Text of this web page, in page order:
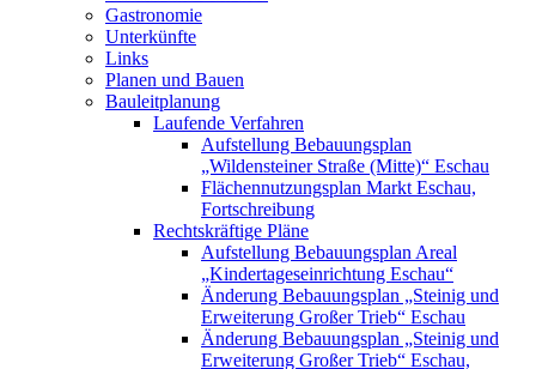
Gastronomie
Unterkünfte
Links
Planen und Bauen
Bauleitplanung
Laufende Verfahren
Aufstellung Bebauungsplan
„Wildensteiner Straße (Mitte)“ Eschau
Flächennutzungsplan Markt Eschau,
Fortschreibung
Rechtskräftige Pläne
Aufstellung Bebauungsplan Areal
„Kindertageseinrichtung Eschau“
Änderung Bebauungsplan „Steinig und
Erweiterung Großer Trieb“ Eschau
Änderung Bebauungsplan „Steinig und
Erweiterung Großer Trieb“ Eschau,